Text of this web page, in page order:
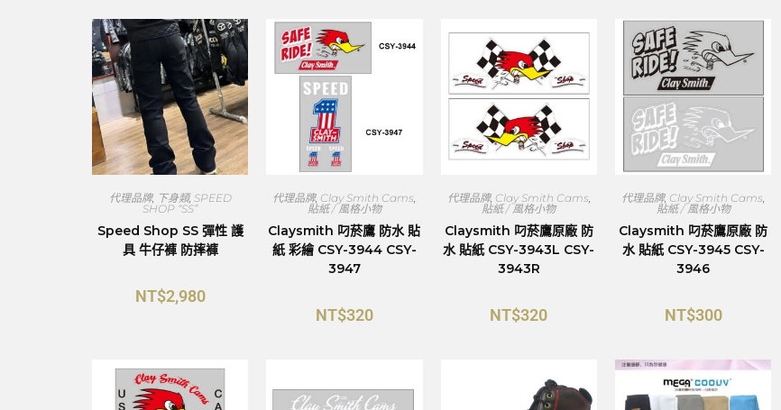
代理品牌, 下身類, SPEED
SHOP “SS”
Speed Shop SS 彈性 護
具 牛仔褲 防摔褲
NT$2,980
代理品牌, Clay Smith Cams
貼紙 / 風格小物
Claysmith 叼菸鷹 防水 貼
紙 彩繪 CSY-3944 CSY-
3947
NT$320
代理品牌, Clay Smith Cams
貼紙 / 風格小物
Claysmith 叼菸鷹原廠 防
水 貼紙 CSY-3943L CSY-
3943R
NT$320
代理品牌, Clay Smith Cams
貼紙 / 風格小物
Claysmith 叼菸鷹原廠 防
水 貼紙 CSY-3945 CSY-
3946
NT$300